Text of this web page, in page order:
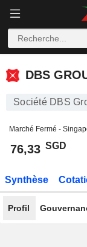
DBS GROUP
DBS
Société DBS
Marché Fermé -
76,33 SGD
Synthèse
Profil